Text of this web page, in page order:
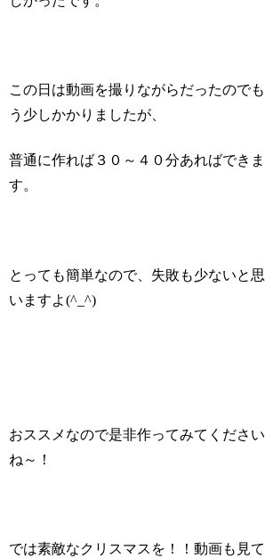
この日は動画を撮りながらだったのでも
う少しかかりましたが、
普通に作れば３０～４０分あればできま
す。
とっても簡単なので、失敗も少ないと思
いますよ(^_^)
おススメなので是非作ってみてください
ね～！
では素敵なクリスマスを！！動画も見て